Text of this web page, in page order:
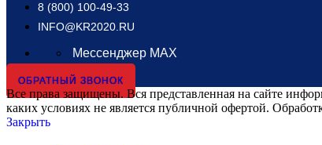
8 (800) 100-49-33
INFO@KR2020.RU
Мессенджер MAX
ОБРАТНЫЙ ЗВОНОК
Все права защищены. Вся представленная на сайте
каких условиях не является публичной офертой.
Закрыть